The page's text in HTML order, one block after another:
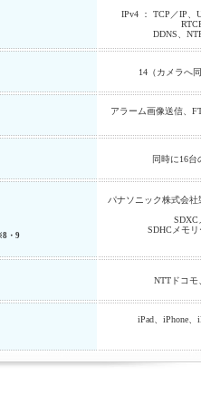
IPv4 ： TCP／IP、
DDNS、
14（カメラへ
アラーム画像送信、
同時に16
・9
パナソニック株式会
SDXC
SDHCメモ
NTTドコモ
iPad、iPhone